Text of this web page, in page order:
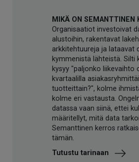
MIKÄ ON SEMANTTINEN
Organisaatiot investoivat
alustoihin, rakentavat
arkkitehtuureja ja lataavat
kymmenistä lähteistä. Silti
kysyy "paljonko liikevaihto
kvartaalilla
tuotteittain?", kolme
kolme eri vastausta.
datassa vaan siinä, ettei
määritellyt, mitä data
Semanttinen kerros
tämän.
Tutustu tarinaan